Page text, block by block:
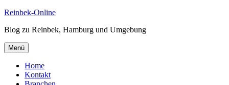
Zum
springen
Reinbek-Online
Blog zu Reinbek, Hamburg und Umgebung
Menü
Home
Kontakt